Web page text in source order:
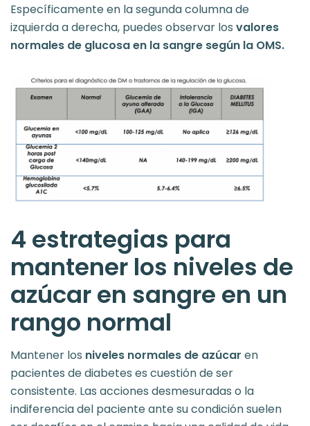
Específicamente en la segunda columna de
izquierda a derecha, puedes observar los valores
normales de glucosa en la sangre según la OMS.
4 estrategias para
mantener los niveles de
azúcar en sangre en un
rango normal
Mantener los niveles normales de azúcar en
pacientes de diabetes es cuestión de ser
consistente. Las acciones desmesuradas o la
indiferencia del paciente ante su condición suelen